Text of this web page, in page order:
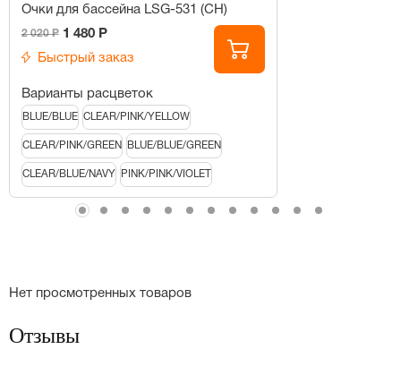
Очки для бассейна LSG-531 (CH)
2 020 Р 1 480 Р
Быстрый заказ
Варианты расцветок
BLUE/BLUE CLEAR/PINK/YELLOW
CLEAR/PINK/GREEN BLUE/BLUE/GREEN
CLEAR/BLUE/NAVY PINK/PINK/VIOLET
Нет просмотренных товаров
Отзывы